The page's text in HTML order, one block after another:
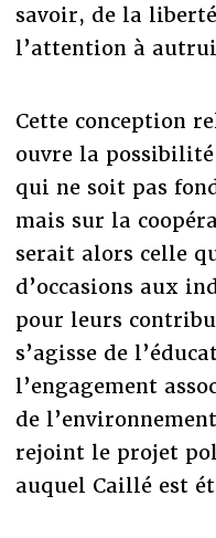
savoir, de la
l’attention à
Cette conception
ouvre la possibilité
qui ne soit pas
mais sur la
serait alors celle
d’occasions aux
pour leurs
s’agisse de
l’engagement
de
rejoint le projet
auquel Caillé est